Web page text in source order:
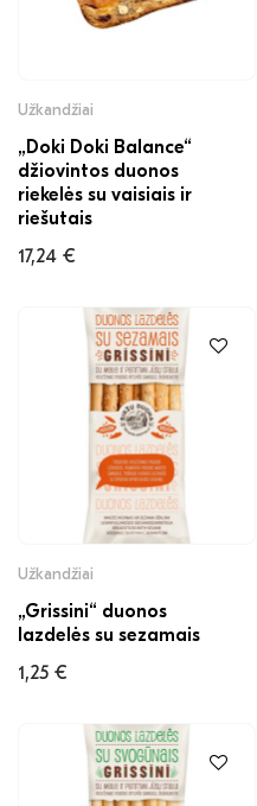
Užkandžiai
„Doki Doki Balance“
džiovintos duonos
riekelės su vaisiais ir
riešutais
17,24 €
Užkandžiai
„Grissini“ duonos
lazdelės su sezamais
1,25 €